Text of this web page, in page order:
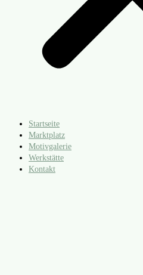
Startseite
Marktplatz
Motivgalerie
Werkstätte
Kontakt